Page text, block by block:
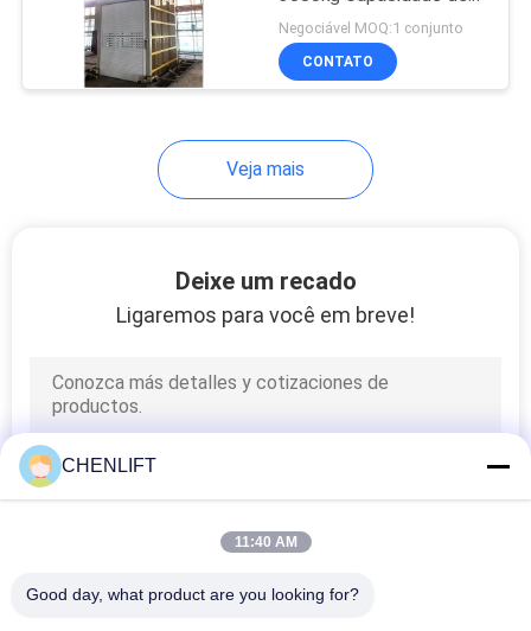
elétrica da ordem
Empilhadeira
Elevação Vertical
Sem Óleo
carga 6m Altura de
elevação Guia de carga
hidráulica Plataforma de
Negociável MOQ:1 conjunto
CONTATO
Veja mais
Deixe um recado
Ligaremos para você em breve!
CHENLIFT
11:40 AM
Good day, what product are you looking for?